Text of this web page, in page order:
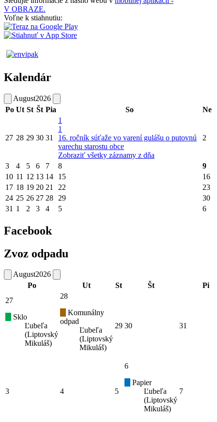
V OBRAZE.
Voľne k stiahnutiu:
Kalendár
August2026
Po Ut St Št Pia So Ne
27 28 29 30 31
1
1
16. ročník súťaže vo varení gulášu o putovnú
varechu starostu obce
Zobraziť všetky záznamy z dňa
2
3 4 5 6 7 8
9
10 11 12 13 14 15
16
17 18 19 20 21 22
23
24 25 26 27 28 29
30
31 1 2 3 4 5 6
Facebook
Zvoz odpadu
August2026
Po
Ut St Št
Pi
27
Sklo
Ľubeľa
(Liptovský
Mikuláš)
28
Komunálny
odpad
Ľubeľa
(Liptovský
Mikuláš)
29 30 31
3 4 5
6
Papier
Ľubeľa
(Liptovský
Mikuláš)
7